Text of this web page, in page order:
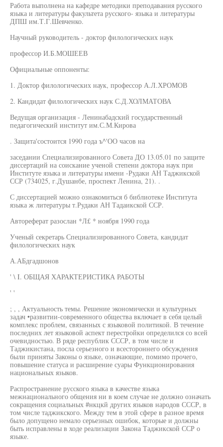
Работа выполнена на кафедре методики преподавания русского
языка и литературы факультета русского- языка и литературы
ДПШ им.Т.Г.Шевченко.
Научный руководитель - доктор филологических наук
профессор И.Б.МОШЕЕВ
Официальные оппоненты:
1. Доктор филологических наук, профессор А.Л.ХРОМОВ
2. Кандидат филологических наук С.Д.ХОЛМАТОВА
Ведущая организация - Ленинабадский государственный
педагогический институт им.С.М.Кирова
. Защита'состоится 1990 года ъ^'ОО часов на
заседании Специализированного Совета ДО 13.05.01 по защите
диссертаций на соискание ученой степени доктора наук при
Институте языка и литературы имени -Рудаки АН Таджикской
ССР (734025, г.Душанбе, проспект Ленина, 21). .
С диссертацией можно ознакомиться б библиотеке Института
языка ж литературы т.Рудаки АН Тадаикской ССР.
Автореферат разослан *Л£ * ноября 1990 года
Ученый секретарь Специализированного Совета, кандидат
филологических наук
А.АБдгадшонов
' \ I. ОБЩАЯ ХАРАКТЕРИСТИКА РАБОТЫ
' '
; , , Актуальность темы. Решение экономически и культурных
задач •развитии-современного общества включает в себя целый
комплекс проблем, связанных с языковой политикой. В течение
последних лет языковой аспект перестройки определился со всей
очевидностью. В ряде республик СССР, в том числе и
Таджикистана, посла серьезного и всестороннего обсуждения
были приняты Законы о языке, означающие, помимо прочего,
повышение статуса и расширение суары Функционирования
национальных языков.
Распространение русского языка в качестве языка
межнационального общения ни в коем случае не должно означать
сокращения социальных #нкцкй других языков народов СССР, в
том числе таджикского. Между тем в этой сфере в разное время
было допущено немало серьезных ошибок, которые и должны
быть исправлены в ходе реализации Закона Таджикской ССР о
языке.